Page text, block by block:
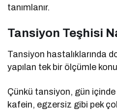
tanımlanır.
Tansiyon Teşhisi
Tansiyon hastalıklarında
yapılan tek bir ölçümle
Çünkü tansiyon, gün
kafein, egzersiz gibi pek